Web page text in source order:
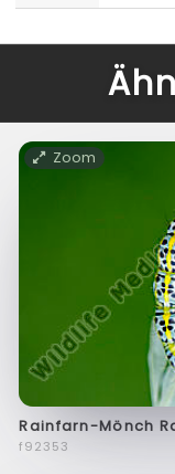
Zoom
Rainfarn-Mönch
f92353